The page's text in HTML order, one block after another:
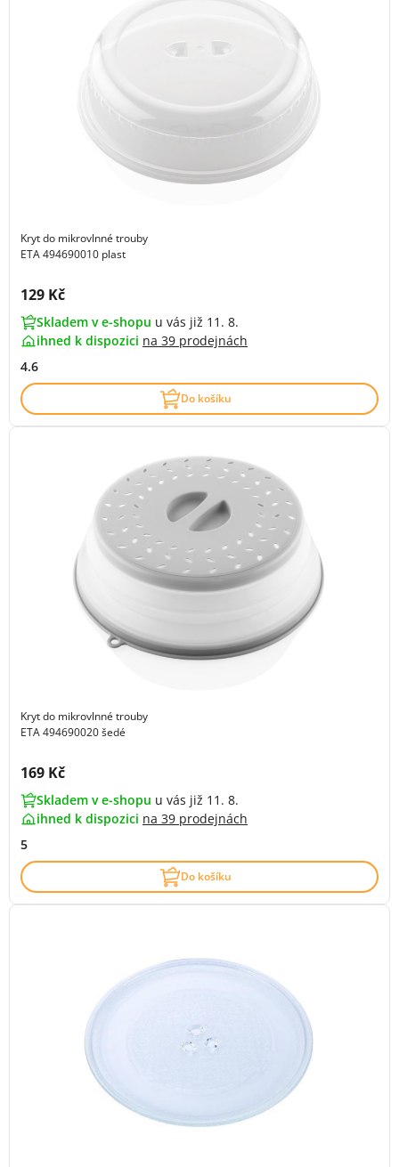
Kryt do mikrovlnné trouby
ETA 494690010 plast
Cena s DPH:
129 Kč
Skladem v e-shopu u vás již 11. 8.
ihned k dispozici na 39 prodejnách
4.6
Do košíku
Kryt do mikrovlnné trouby
ETA 494690020 šedé
Cena s DPH:
169 Kč
Skladem v e-shopu u vás již 11. 8.
ihned k dispozici na 39 prodejnách
5
Do košíku